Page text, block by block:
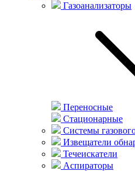
Газоанализаторы
Переносные
Стационарные
Системы
Извещатели
Течеискатели
Аспираторы